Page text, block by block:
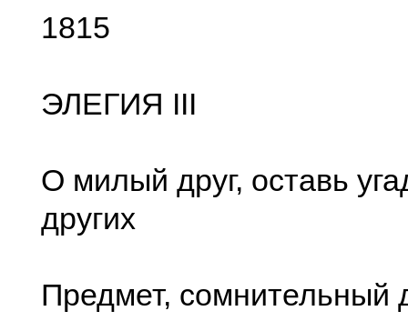
1815
ЭЛЕГИЯ III
О милый друг, оставь
других
Предмет, сомнительный